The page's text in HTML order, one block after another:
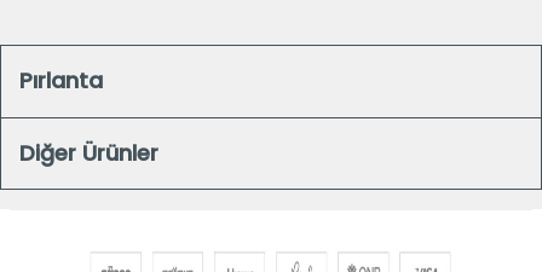
Pırlanta
Diğer Ürünler